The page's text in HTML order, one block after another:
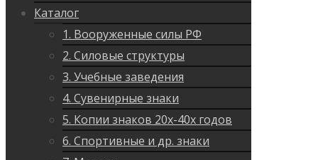
Каталог
1. Вооруженные силы РФ
2. Силовые структуры
3. Учебные заведения
4. Сувенирные знаки
5. Копии знаков 20х-40х годов
6. Спортивные и др. знаки